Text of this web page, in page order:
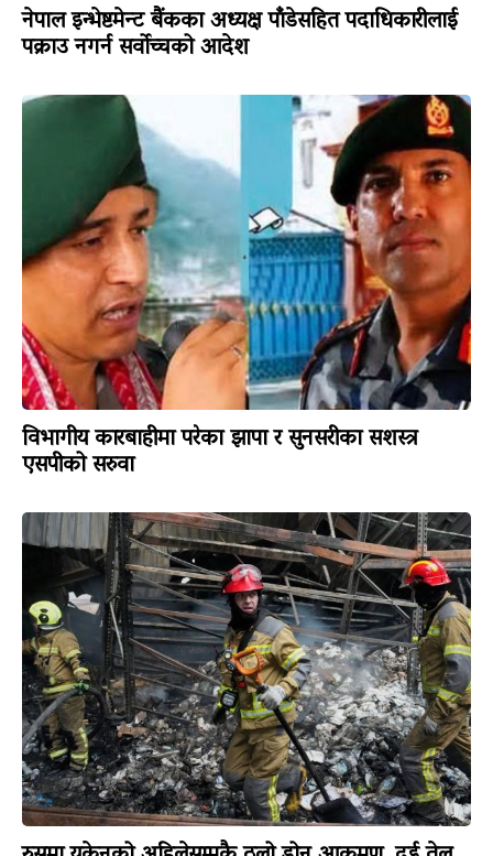
नेपाल इन्भेष्टमेन्ट बैंकका अध्यक्ष पाँडेसहित पदाधिकारीलाई
पक्राउ नगर्न सर्वोच्चको आदेश
विभागीय कारबाहीमा परेका झापा र सुनसरीका सशस्त्र
एसपीको सरुवा